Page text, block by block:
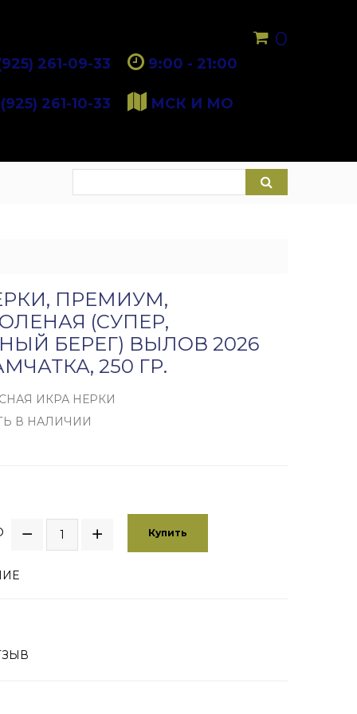
0
261-09-33 9:00 - 21:00
261-10-33 МСК И МО
ПРЕМИУМ,
(СУПЕР,
БЕРЕГ) ВЫЛОВ 2026
250 ГР.
ИКРА НЕРКИ
В НАЛИЧИИ
Купить